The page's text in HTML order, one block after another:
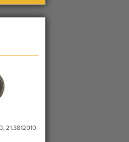
21.3812010